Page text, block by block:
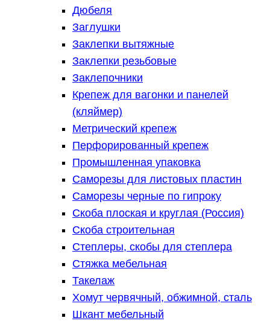
Дюбеля
Заглушки
Заклепки вытяжные
Заклепки резьбовые
Заклепочники
Крепеж для вагонки и панелей
(кляймер)
Метрический крепеж
Перфорированный крепеж
Промышленная упаковка
Саморезы для листовых пластин
Саморезы черные по гипроку
Скоба плоская и круглая (Россия)
Скоба строительная
Степлеры, скобы для степлера
Стяжка мебельная
Такелаж
Хомут червячный, обжимной, сталь
Шкант мебельный